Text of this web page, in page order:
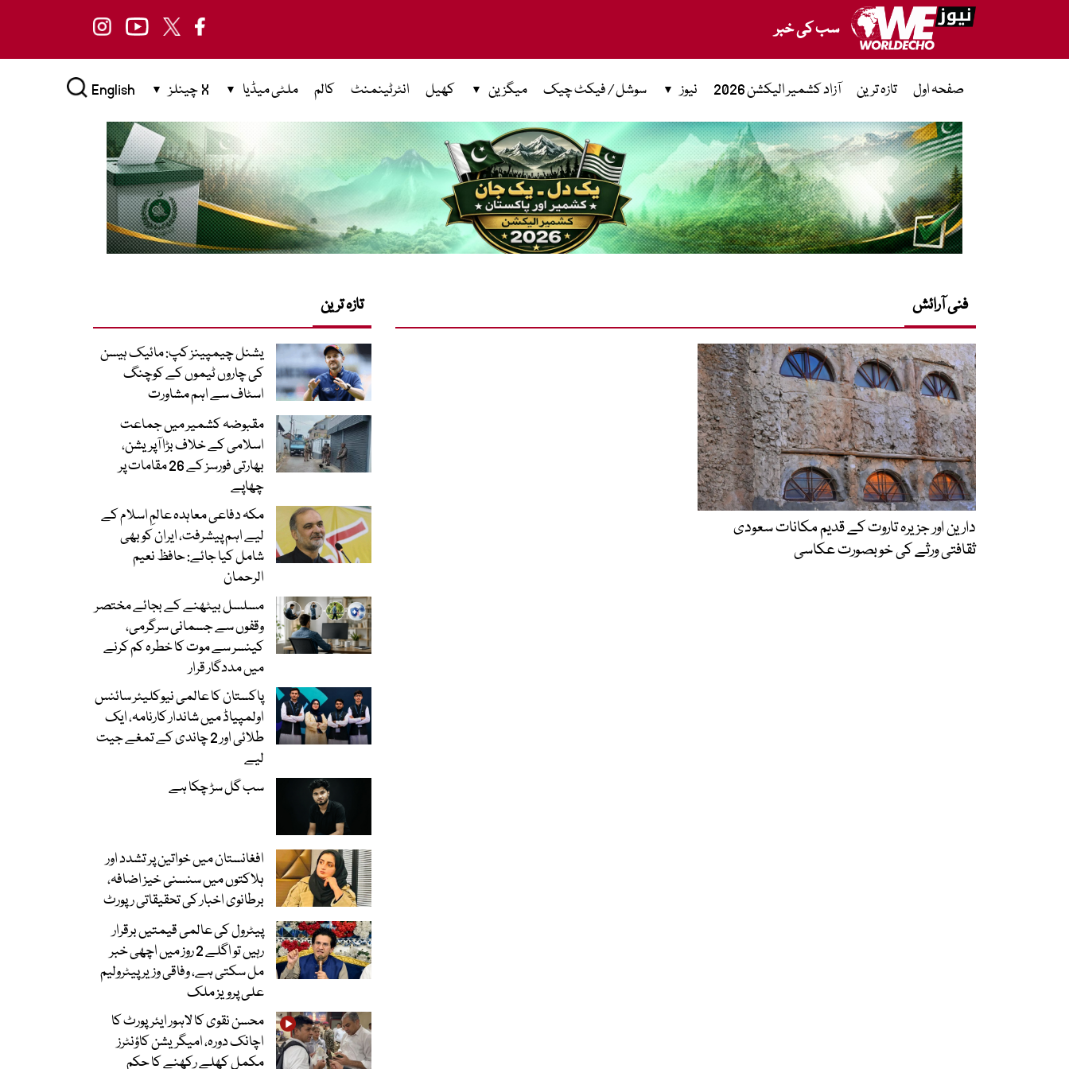
سب کی خبر
صفحہ اول تازہ ترین آزاد کشمیر الیکشن 2026 نیوز سوشل / فیکٹ چیک میگزین کھیل انٹرٹینمنٹ کالم ملٹی میڈیا X چینلز English
فنی آرائش
دارین اور جزیرہ تاروت کے قدیم مکانات سعودی
ثقافتی ورثے کی خوبصورت عکاسی
تازہ ترین
یشنل چیمپینز کپ: مائیک ہیسن
کی چاروں ٹیموں کے کوچنگ
اسٹاف سے اہم مشاورت
مقبوضہ کشمیر میں جماعت
اسلامی کے خلاف بڑا آپریشن،
بھارتی فورسز کے 26 مقامات پر
چھاپے
مکہ دفاعی معاہدہ عالمِ اسلام کے
لیے اہم پیشرفت، ایران کو بھی
شامل کیا جائے: حافظ نعیم
الرحمان
مسلسل بیٹھنے کے بجائے مختصر
وقفوں سے جسمانی سرگرمی،
کینسر سے موت کا خطرہ کم کرنے
میں مددگار قرار
پاکستان کا عالمی نیوکلیئر سائنس
اولمپیاڈ میں شاندار کارنامہ، ایک
طلائی اور 2 چاندی کے تمغے جیت
لیے
سب گل سڑ چکا ہے
افغانستان میں خواتین پر تشدد اور
ہلاکتوں میں سنسنی خیز اضافہ،
برطانوی اخبار کی تحقیقاتی رپورٹ
پیٹرول کی عالمی قیمتیں برقرار
رہیں تو اگلے 2 روز میں اچھی خبر
مل سکتی ہے، وفاقی وزیر پیٹرولیم
علی پرویز ملک
محسن نقوی کا لاہور ایئرپورٹ کا
اچانک دورہ، امیگریشن کاؤنٹرز
مکمل کھلے رکھنے کا حکم